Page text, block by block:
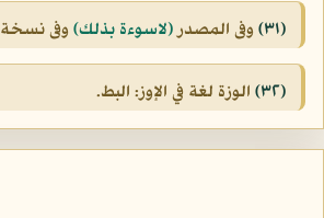
(٣١) وفى المصدر(لاسوءة بذلك) وفى نسخة
(٣٢) الوزة لغة في الإوز: البط.